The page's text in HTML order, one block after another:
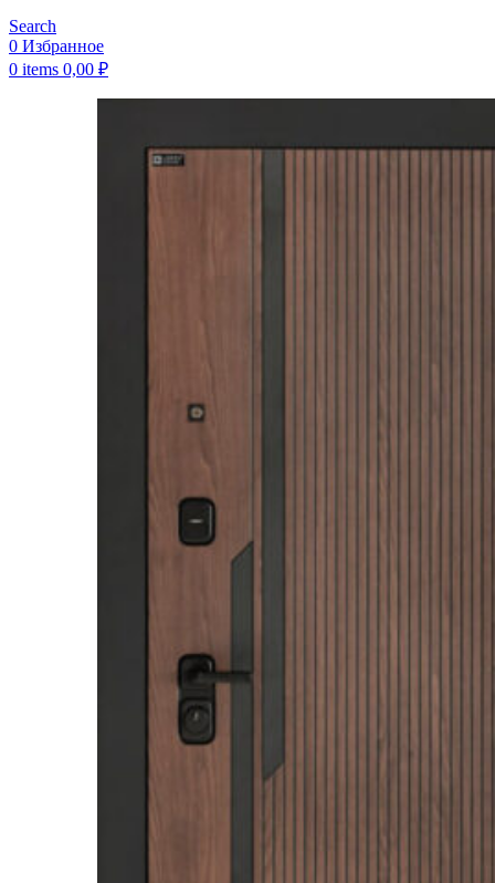
Search
0 Избранное
0 items 0,00 ₽